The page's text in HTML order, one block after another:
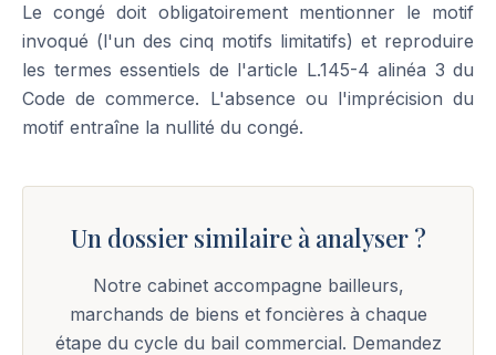
Le congé doit obligatoirement mentionner le motif
invoqué (l'un des cinq motifs limitatifs) et reproduire
les termes essentiels de l'article L.145-4 alinéa 3 du
Code de commerce. L'absence ou l'imprécision du
motif entraîne la nullité du congé.
Un dossier similaire à analyser ?
Notre cabinet accompagne bailleurs,
marchands de biens et foncières à chaque
étape du cycle du bail commercial. Demandez